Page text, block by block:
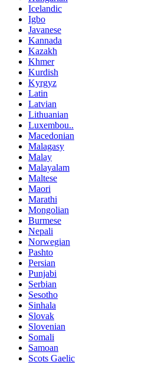
Icelandic
Igbo
Javanese
Kannada
Kazakh
Khmer
Kurdish
Kyrgyz
Latin
Latvian
Lithuanian
Luxembou..
Macedonian
Malagasy
Malay
Malayalam
Maltese
Maori
Marathi
Mongolian
Burmese
Nepali
Norwegian
Pashto
Persian
Punjabi
Serbian
Sesotho
Sinhala
Slovak
Slovenian
Somali
Samoan
Scots Gaelic